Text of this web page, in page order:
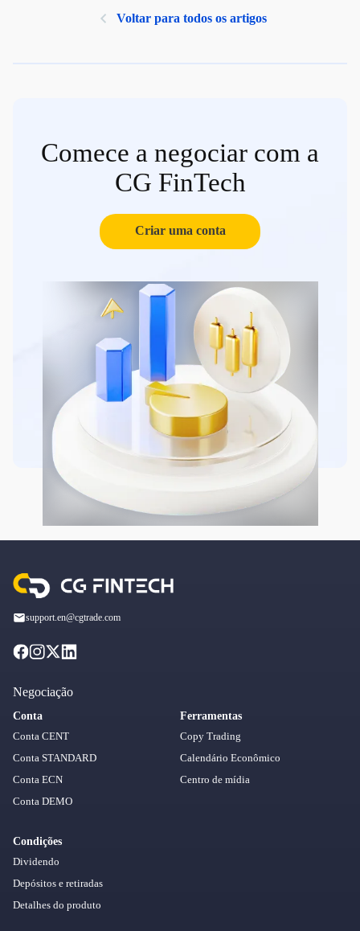
Voltar para todos os artigos
Comece a negociar com a
CG FinTech
Criar uma conta
support.en@cgtrade.com
Negociação
Conta
Conta CENT
Conta STANDARD
Conta ECN
Conta DEMO
Condições
Dividendo
Depósitos e retiradas
Detalhes do produto
Ferramentas
Copy Trading
Calendário Econômico
Centro de mídia